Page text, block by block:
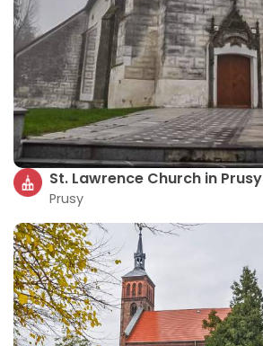
St. Lawrence Church in Prusy
Prusy